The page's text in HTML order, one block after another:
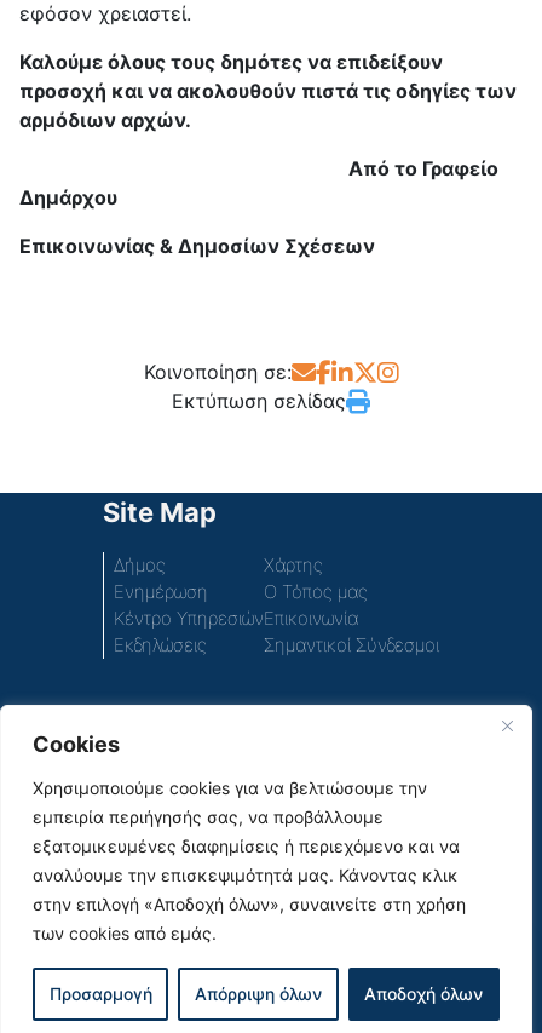
Cookies
Χρησιμοποιούμε cookies για να βελτιώσουμε την
εμπειρία περιήγησής σας, να προβάλλουμε
εξατομικευμένες διαφημίσεις ή περιεχόμενο και να
αναλύουμε την επισκεψιμότητά μας. Κάνοντας κλικ
στην επιλογή «Αποδοχή όλων», συναινείτε στη χρήση
των cookies από εμάς.
Προσαρμογή Απόρριψη όλων Αποδοχή όλων
εφόσον χρειαστεί.
Καλούμε όλους τους δημότες να επιδείξουν
προσοχή και να ακολουθούν πιστά τις οδηγίες των
αρμόδιων αρχών.
Από το Γραφείο
Δημάρχου
Επικοινωνίας & Δημοσίων Σχέσεων
Κοινοποίηση σε:
Εκτύπωση σελίδας
Site Map
Δήμος
Ενημέρωση
Κέντρο Υπηρεσιών
Εκδηλώσεις
Χάρτης
Ο Τόπος μας
Επικοινωνία
Σημαντικοί Σύνδεσμοι
Πρόσβαση στο περιεχόμενο του παλιού ιστοτόπου
του Δήμου
Social Media
© 2026|Όροι Χρήσης & Πολιτική Απορρήτου |
Σχεδιασμός και υλοποίηση από την Crowdpolicy